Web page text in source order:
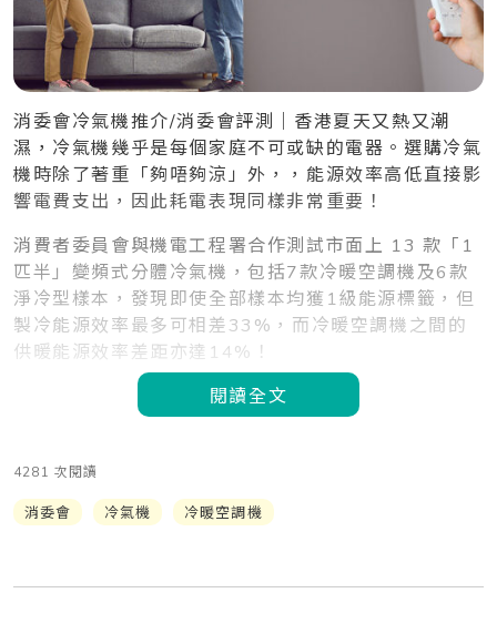
消委會冷氣機推介/消委會評測｜香港夏天又熱又潮
濕，冷氣機幾乎是每個家庭不可或缺的電器。選購冷氣
機時除了著重「夠唔夠涼」外，，能源效率高低直接影
響電費支出，因此耗電表現同樣非常重要！
消費者委員會與機電工程署合作測試市面上 13 款「1
匹半」變頻式分體冷氣機，包括7款冷暖空調機及6款
淨冷型樣本，發現即使全部樣本均獲1級能源標籤，但
製冷能源效率最多可相差33%，而冷暖空調機之間的
供暖能源效率差距亦達14%！
閱讀全文
4281 次閱讀
消委會 冷氣機 冷暖空調機